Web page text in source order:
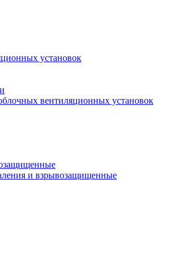
установок
вентиляционных установок
и взрывозащищенные